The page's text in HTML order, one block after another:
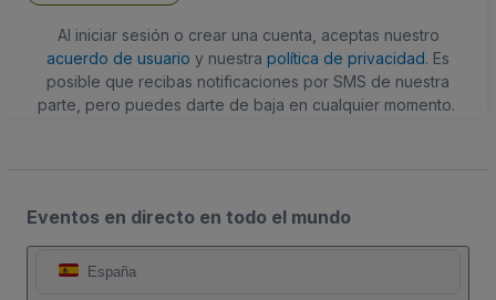
Al iniciar sesión o crear una cuenta, aceptas nuestro
acuerdo de usuario y nuestra política de privacidad. Es
posible que recibas notificaciones por SMS de nuestra
parte, pero puedes darte de baja en cualquier momento.
Eventos en directo en todo el mundo
España